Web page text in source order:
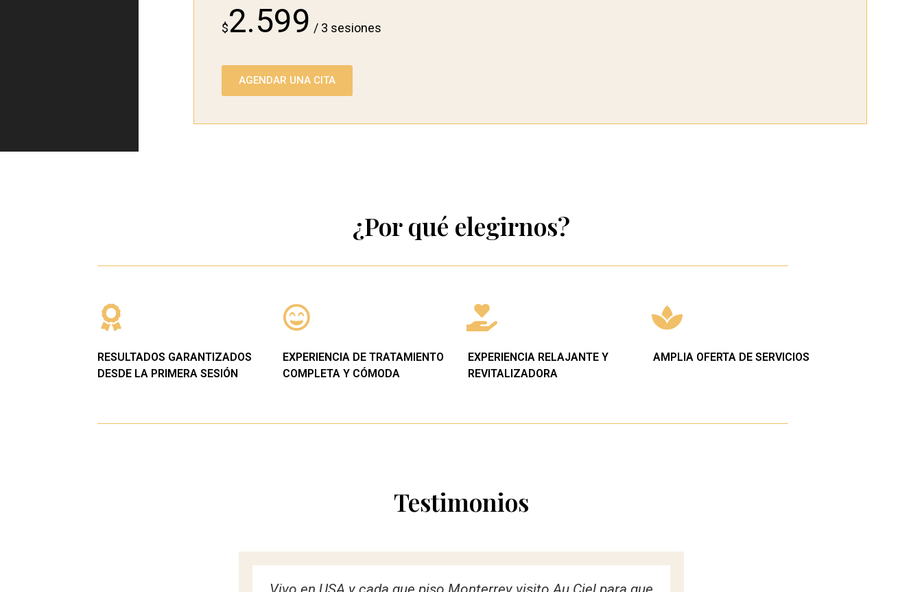
$2.599 / 3 sesiones
AGENDAR UNA CITA
¿Por qué elegirnos?
RESULTADOS GARANTIZADOS
DESDE LA PRIMERA SESIÓN
EXPERIENCIA DE TRATAMIENTO
COMPLETA Y CÓMODA
EXPERIENCIA RELAJANTE Y
REVITALIZADORA
AMPLIA OFERTA DE SERVICIOS
Testimonios